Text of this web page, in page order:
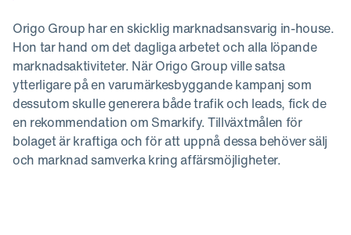
Origo Group har en skicklig marknadsansvarig in-house.
Hon tar hand om det dagliga arbetet och alla löpande
marknadsaktiviteter. När Origo Group ville satsa
ytterligare på en varumärkesbyggande kampanj som
dessutom skulle generera både trafik och leads, fick de
en rekommendation om Smarkify. Tillväxtmålen för
bolaget är kraftiga och för att uppnå dessa behöver sälj
och marknad samverka kring affärsmöjligheter.